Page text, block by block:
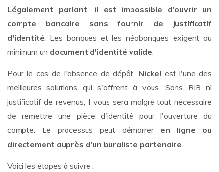
Légalement parlant, il est impossible d'ouvrir un
compte bancaire sans fournir de justificatif
d'identité . Les banques et les néobanques exigent au
minimum un document d'identité valide
Pour le cas de l'absence de dépôt, Nickel est l'une des
meilleures solutions qui s'offrent à vous. Sans RIB ni
justificatif de revenus, il vous sera malgré tout nécessaire
de remettre une pièce d'identité pour l'ouverture du
compte. Le processus peut démarreren ligne ou
directement auprès d'un buraliste partenaire
Voici les étapes à suivre :